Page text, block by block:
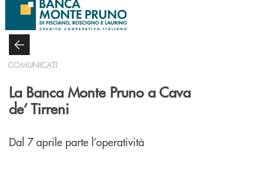
Salta al contenuto principale
COMUNICATI
La Banca Monte Pruno a Cava
de’ Tirreni
Dal 7 aprile parte l’operatività